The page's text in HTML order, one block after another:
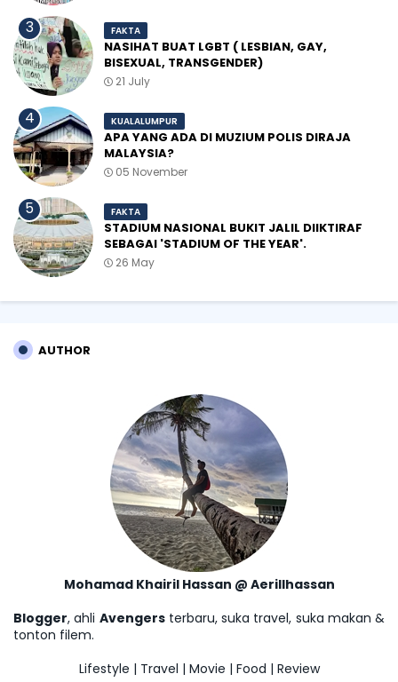
FAKTA
NASIHAT BUAT LGBT ( LESBIAN, GAY,
BISEXUAL, TRANSGENDER)
21 July
KUALALUMPUR
APA YANG ADA DI MUZIUM POLIS DIRAJA
MALAYSIA?
05 November
FAKTA
STADIUM NASIONAL BUKIT JALIL DIIKTIRAF
SEBAGAI 'STADIUM OF THE YEAR'.
26 May
AUTHOR
Mohamad Khairil Hassan @ Aerillhassan
Blogger, ahli Avengersterbaru, suka travel, suka makan &
tonton filem.
Lifestyle | Travel | Movie | Food | Review